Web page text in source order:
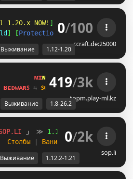
1.20.x NOW! ] [Amplified 1.12
] [Protections] [ CreativePlots
0/100
ccraft.de:25000
Выживание 1.12-1.20
ᴍɪɴᴇ ʟᴀ ɴᴅ ɴᴇᴛᴡᴏʀᴋ ☀
ʙᴇᴅᴡᴀʀꜱ ⇆ ꜱᴜʀᴠɪᴠᴀʟ ꜱᴍᴘ ⇆ ꜱᴋʏʙʟᴏᴄᴋ
419/3k
topm.play-ml.kz
Выживание 1.8-26.2
OP. L I 」 ≫ 1 . 1 .2 - 1 .
Столбы
Ванилла | Тюрьма
0/2k
sop.li
Выживание 1.12.2-1.21